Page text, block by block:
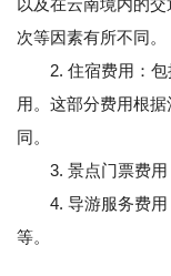
以及在云南境内的
次等因素有所不同。
2. 住宿费用：包
用。这部分费用根
同。
3. 景点门票费用
4. 导游服务费用
等。